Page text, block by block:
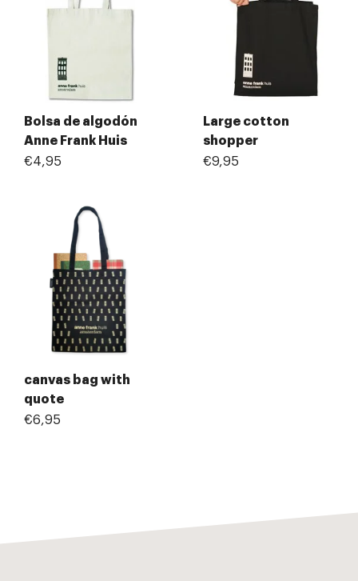
Bolsa de algodón
Anne Frank Huis
€4,95
Large cotton
shopper
€9,95
canvas bag with
quote
€6,95